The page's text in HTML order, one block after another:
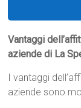
Vantaggi
aziende di La
I vantaggi
aziende sono